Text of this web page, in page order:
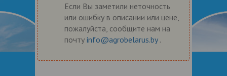
Если Вы заметили неточность
или ошибку в описании или цене,
пожалуйста, сообщите нам на
почту info@agrobelarus.by .